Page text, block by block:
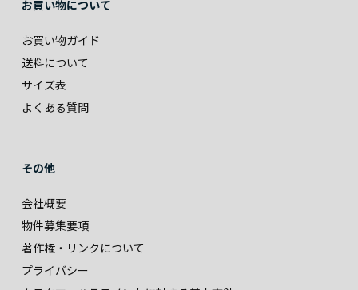
お買い物について
お買い物ガイド
送料について
サイズ表
よくある質問
その他
会社概要
物件募集要項
著作権・リンクについて
プライバシー